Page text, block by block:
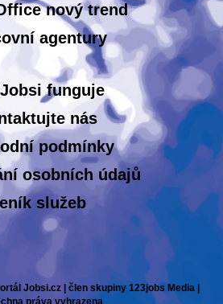
nový trend
agentury
funguje
nás
podmínky
osobních údajů
služeb
Jobsi.cz | člen skupiny 123jobs Media |
práva vyhrazena